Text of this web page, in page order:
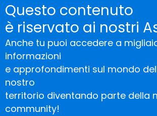
Questo contenuto
è riservato ai nostri
Anche tu puoi accedere a
informazioni
e approfondimenti sul mondo
nostro
territorio diventando parte della
community!